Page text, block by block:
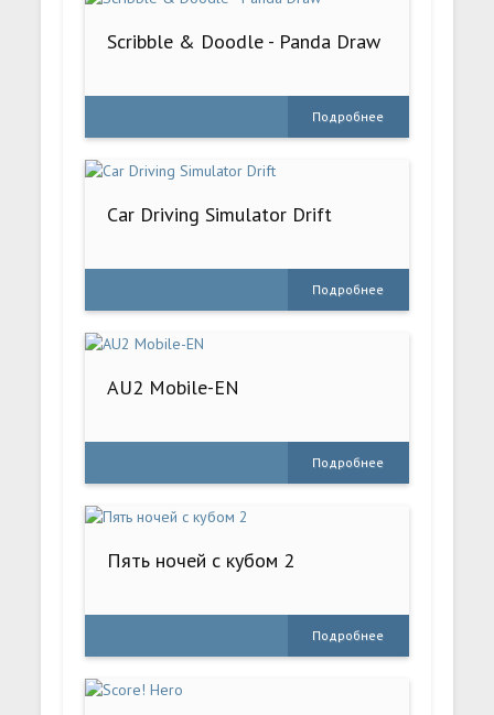
Scribble & Doodle - Panda Draw
Подробнее
Car Driving Simulator Drift
Подробнее
AU2 Mobile-EN
Подробнее
Пять ночей с кубом 2
Подробнее